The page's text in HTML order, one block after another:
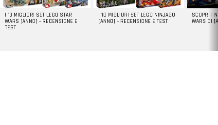
I 13 MIGLIORI SET LEGO STAR
WARS [ANNO] – RECENSIONE E
TEST
I 10 MIGLIORI SET LEGO NINJAGO
[ANNO] – RECENSIONE E TEST
SCOPRI I
WARS DI